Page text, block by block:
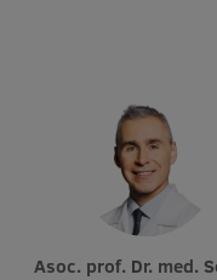
Pētniecība
Zinātniskie
Asoc. prof. Dr. med. Sergio